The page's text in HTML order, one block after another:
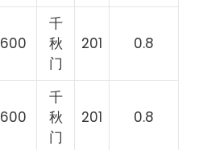
600
千
秋
门
201 0.8
600
千
秋
门
201 0.8